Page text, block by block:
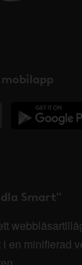
Smart"
en minifierad